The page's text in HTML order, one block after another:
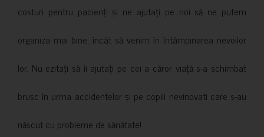
costuri pentru pacienți și ne ajutați pe noi să ne putem
organiza mai bine, încât să venim în întâmpinarea nevoilor
lor. Nu ezitați să îi ajutați pe cei a căror viață s-a schimbat
brusc în urma accidentelor și pe copiii nevinovati care s-au
născut cu probleme de sănătate!